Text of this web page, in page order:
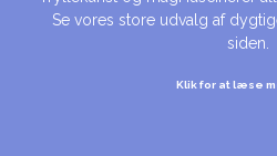
Se vores store udvalg af
siden.
Klik for at læse